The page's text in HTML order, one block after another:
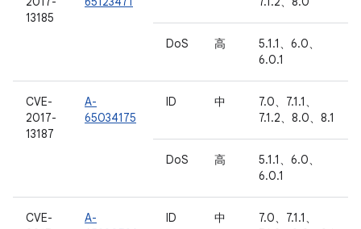
13185
DoS 高
5.1.1、6.0、
6.0.1
CVE-
2017-
13187
A-
65034175
ID 中
7.0、7.1.1、
7.1.2、8.0、8.1
DoS 高
5.1.1、6.0、
6.0.1
CVE-
A-
ID 中
7.0、7.1.1、